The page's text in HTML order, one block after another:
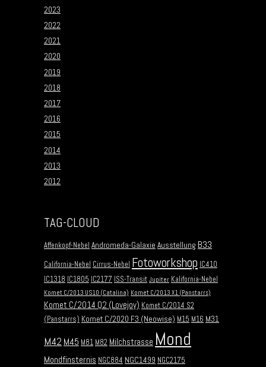
2023
2022
2021
2020
2019
2018
2017
2016
2015
2014
2013
2012
TAG-CLOUD
Affenkopf-Nebel Andromeda-Galaxie Ausstellung B33
California-Nebel Cirrus-Nebel Fotoworkshop IC410
IC1318 IC1805 IC2177 ISS-Transit Jupiter Kalifornia-Nebel
Komet C/2013 US10 (Catalina) Komet C/2013 X1 (Panstarrs)
Komet C/2014 Q2 (Lovejoy) Komet C/2014 S2
(Panstarrs) Komet C/2020 F3 (Neowise) M15 M16 M31
M42 M45 M81 M82 Milchstrasse Mond
Mondfinsternis NGC884 NGC1499 NGC2175